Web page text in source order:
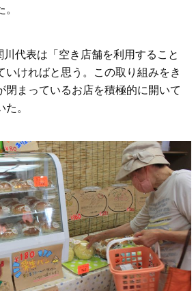
川代表は「空き店舗を利用すること
いければと思う。この取り組みをき
閉まっているお店を積極的に開いて
。